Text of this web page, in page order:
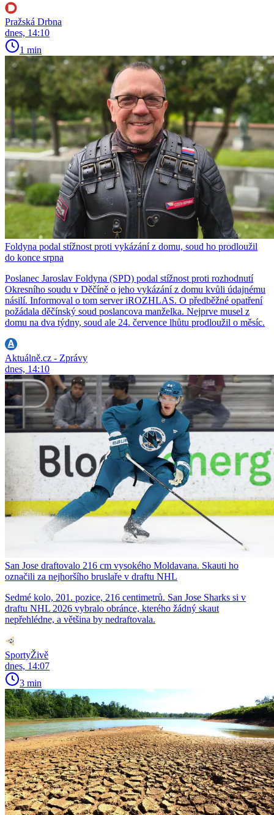
Pražská Drbna
dnes, 14:10
1 min
Foldyna podal stížnost proti vykázání z domu, soud ho prodloužil
do konce srpna
Poslanec Jaroslav Foldyna (SPD) podal stížnost proti rozhodnutí
Okresního soudu v Děčíně o jeho vykázání z domu kvůli údajnému
násilí. Informoval o tom server iROZHLAS. O předběžné opatření
požádala děčínský soud poslancova manželka. Nejprve musel z
domu na dva týdny, soud ale 24. července lhůtu prodloužil o měsíc.
Aktuálně.cz - Zprávy
dnes, 14:10
San Jose draftovalo 216 cm vysokého Moldavana. Skauti ho
označili za nejhoršího bruslaře v draftu NHL
Sedmé kolo, 201. pozice, 216 centimetrů. San Jose Sharks si v
draftu NHL 2026 vybralo obránce, kterého žádný skaut
nepřehlédne, a většina by nedraftovala.
SportyŽivě
dnes, 14:07
3 min